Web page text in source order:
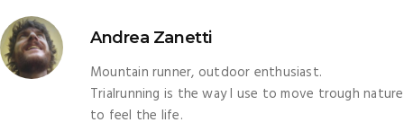
Andrea Zanetti
Mountain runner, outdoor enthusiast.
Trialrunning is the way I use to move trough nature
to feel the life.